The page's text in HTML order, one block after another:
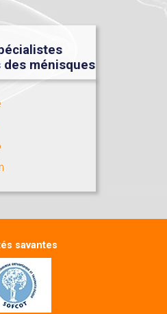
des ménisques
savantes